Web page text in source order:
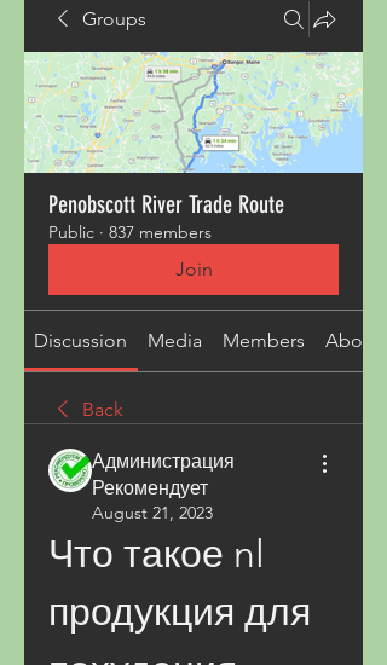
Groups
Penobscott River Trade Route
Public · 837 members
Join
Discussion Media Members About
Back
Администрация
Рекомендует
August 21, 2023
Что такое nl
продукция для